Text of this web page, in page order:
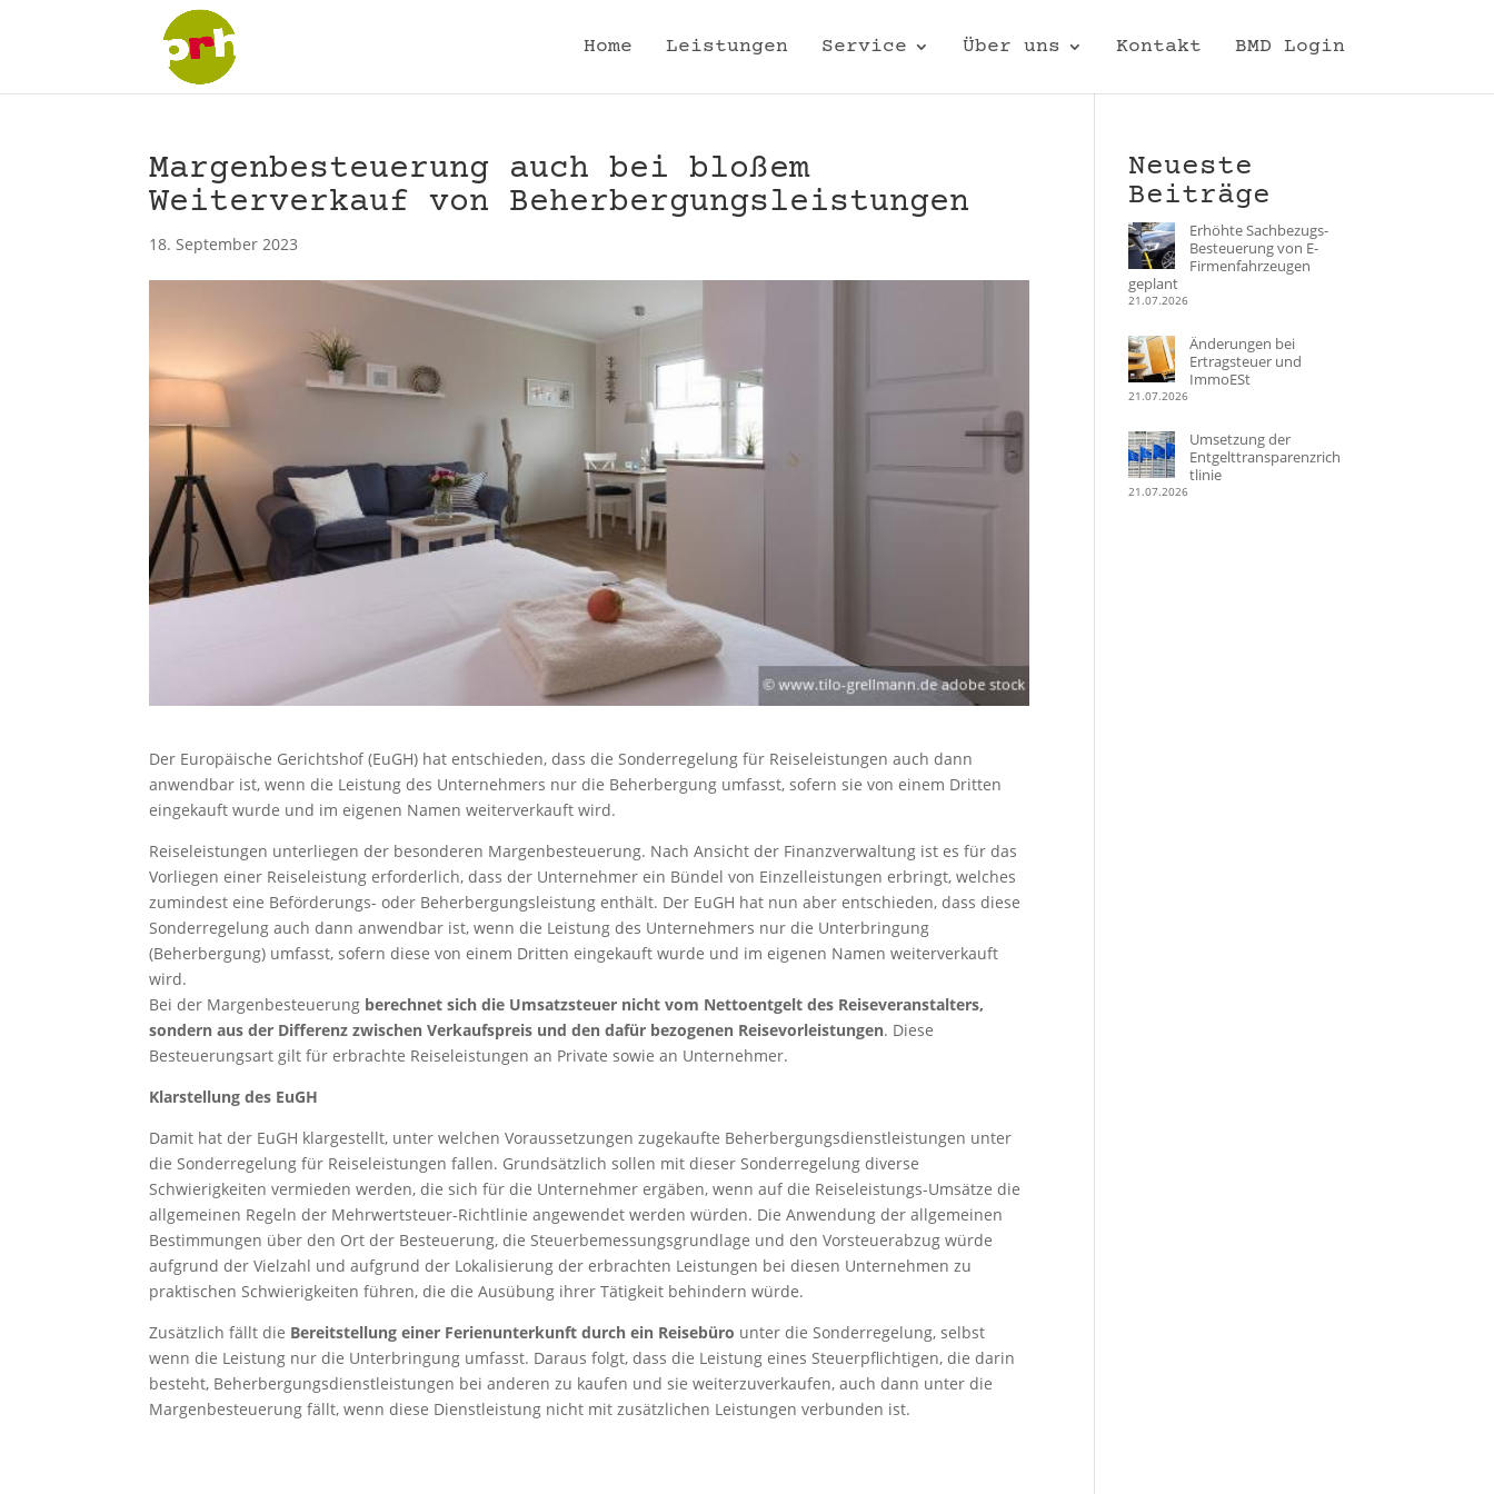
Home Leistungen Service Über uns Kontakt BMD Login
Margenbesteuerung auch bei bloßem
Weiterverkauf von Beherbergungsleistungen
18. September 2023
Der Europäische Gerichtshof (EuGH) hat entschieden, dass die Sonderregelung für Reiseleistungen auch dann
anwendbar ist, wenn die Leistung des Unternehmers nur die Beherbergung umfasst, sofern sie von einem Dritten
eingekauft wurde und im eigenen Namen weiterverkauft wird.
Reiseleistungen unterliegen der besonderen Margenbesteuerung. Nach Ansicht der Finanzverwaltung ist es für das
Vorliegen einer Reiseleistung erforderlich, dass der Unternehmer ein Bündel von Einzelleistungen erbringt, welches
zumindest eine Beförderungs- oder Beherbergungsleistung enthält. Der EuGH hat nun aber entschieden, dass diese
Sonderregelung auch dann anwendbar ist, wenn die Leistung des Unternehmers nur die Unterbringung
(Beherbergung) umfasst, sofern diese von einem Dritten eingekauft wurde und im eigenen Namen weiterverkauft
wird.
Bei der Margenbesteuerung berechnet sich die Umsatzsteuer nicht vom Nettoentgelt des Reiseveranstalters,
sondern aus der Differenz zwischen Verkaufspreis und den dafür bezogenen Reisevorleistungen. Diese
Besteuerungsart gilt für erbrachte Reiseleistungen an Private sowie an Unternehmer.
Klarstellung des EuGH
Damit hat der EuGH klargestellt, unter welchen Voraussetzungen zugekaufte Beherbergungsdienstleistungen unter
die Sonderregelung für Reiseleistungen fallen. Grundsätzlich sollen mit dieser Sonderregelung diverse
Schwierigkeiten vermieden werden, die sich für die Unternehmer ergäben, wenn auf die Reiseleistungs-Umsätze die
allgemeinen Regeln der Mehrwertsteuer-Richtlinie angewendet werden würden. Die Anwendung der allgemeinen
Bestimmungen über den Ort der Besteuerung, die Steuerbemessungsgrundlage und den Vorsteuerabzug würde
aufgrund der Vielzahl und aufgrund der Lokalisierung der erbrachten Leistungen bei diesen Unternehmen zu
praktischen Schwierigkeiten führen, die die Ausübung ihrer Tätigkeit behindern würde.
Zusätzlich fällt die Bereitstellung einer Ferienunterkunft durch ein Reisebüro unter die Sonderregelung, selbst
wenn die Leistung nur die Unterbringung umfasst. Daraus folgt, dass die Leistung eines Steuerpflichtigen, die darin
besteht, Beherbergungsdienstleistungen bei anderen zu kaufen und sie weiterzuverkaufen, auch dann unter die
Margenbesteuerung fällt, wenn diese Dienstleistung nicht mit zusätzlichen Leistungen verbunden ist.
Neueste
Beiträge
Erhöhte Sachbezugs-
Besteuerung von E-
Firmenfahrzeugen
geplant
21.07.2026
Änderungen bei
Ertragsteuer und
ImmoESt
21.07.2026
Umsetzung der
Entgelttransparenzrich
tlinie
21.07.2026